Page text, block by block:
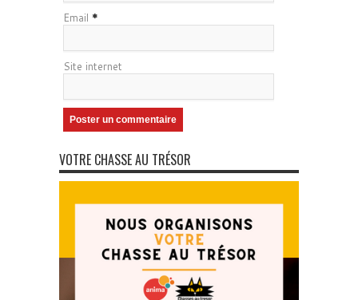
Email *
Site internet
VOTRE CHASSE AU TRÉSOR